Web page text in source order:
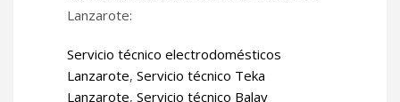
Lanzarote:
Servicio técnico electrodomésticos
Lanzarote, Servicio técnico Teka
Lanzarote, Servicio técnico Balay